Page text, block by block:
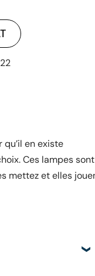
en existe
Ces lampes sont
mettez et elles